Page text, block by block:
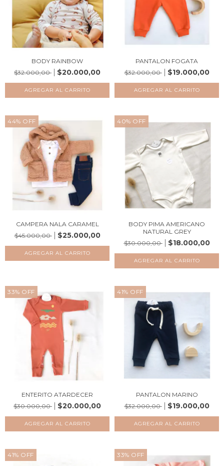
BODY RAINBOW
$32.000,00
$20.000,00
AGREGAR AL CARRITO
PANTALON FOGATA
$32.000,00
$19.000,00
AGREGAR AL CARRITO
44% OFF
CAMPERA NALA CARAMEL
$45.000,00
$25.000,00
AGREGAR AL CARRITO
40% OFF
BODY PIMA AMERICANO
NATURAL GREY
$30.000,00
$18.000,00
AGREGAR AL CARRITO
33% OFF
ENTERITO ATARDECER
$30.000,00
$20.000,00
AGREGAR AL CARRITO
41% OFF
PANTALON MARINO
$32.000,00
$19.000,00
AGREGAR AL CARRITO
41% OFF 33% OFF